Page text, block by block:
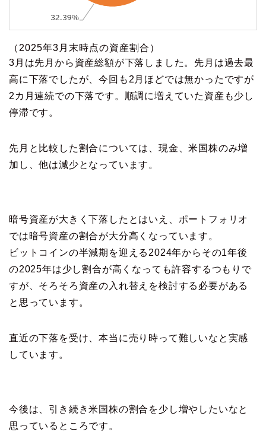
（2025年3月末時点の資産割合）
3月は先月から資産総額が下落しました。先月は過去最
高に下落でしたが、今回も2月ほどでは無かったですが
2カ月連続での下落です。順調に増えていた資産も少し
停滞です。
先月と比較した割合については、現金、米国株のみ増
加し、他は減少となっています。
暗号資産が大きく下落したとはいえ、ポートフォリオ
では暗号資産の割合が大分高くなっています。
ビットコインの半減期を迎える2024年からその1年後
の2025年は少し割合が高くなっても許容するつもりで
すが、そろそろ資産の入れ替えを検討する必要がある
と思っています。
直近の下落を受け、本当に売り時って難しいなと実感
しています。
今後は、引き続き米国株の割合を少し増やしたいなと
思っているところです。